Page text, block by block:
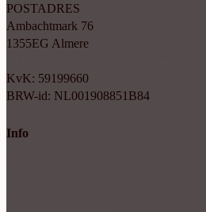
POSTADRES
Ambachtmark 76
1355EG Almere
KvK: 59199660
BRW-id: NL001908851B84
Info